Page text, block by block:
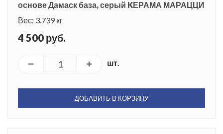
основе Дамаск база, серый KЕРАМА МАРАЦЦИ
Вес: 3.739 кг
4 500 руб.
шт.
ДОБАВИТЬ В КОРЗИНУ